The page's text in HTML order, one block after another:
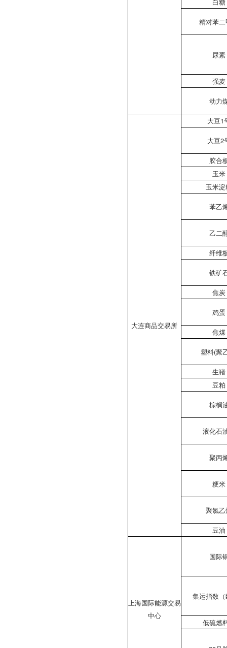
精对苯
尿素
强麦
动力
大连商品交易所
大豆1
大豆2
胶合
玉米
玉米
苯乙
乙二
纤维
铁矿
焦炭
鸡蛋
焦煤
塑料(聚
生猪
豆粕
棕榈
液化石
聚丙
粳米
聚氯
豆油
上海国际能源交易
中心
国际
集运指数
低硫燃